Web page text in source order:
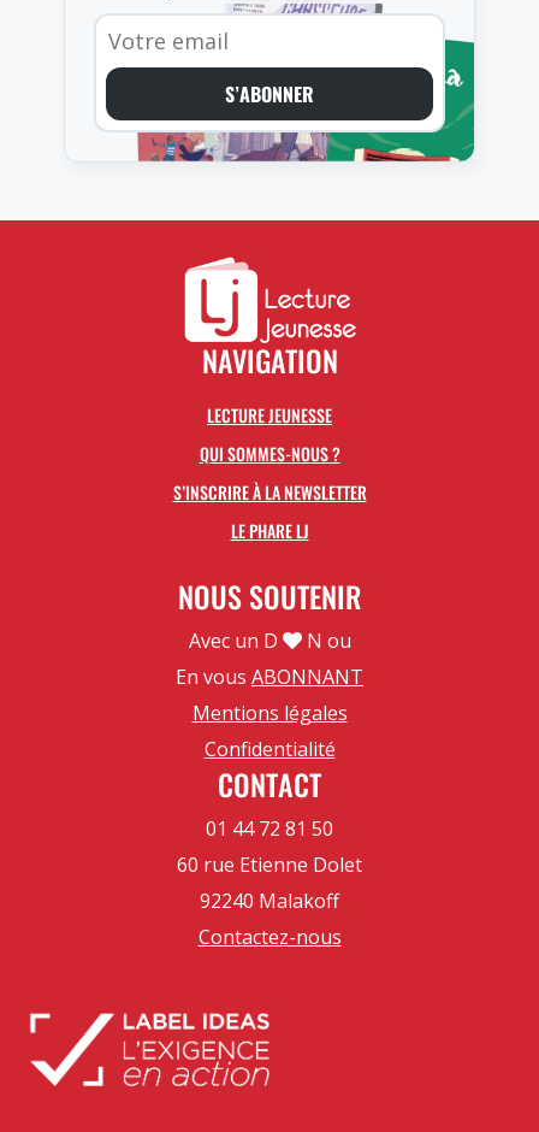
S’ABONNER
NAVIGATION
LECTURE JEUNESSE
QUI SOMMES-NOUS ?
S’INSCRIRE À LA NEWSLETTER
LE PHARE LJ
NOUS SOUTENIR
Avec un D
N ou
En vous ABONNANT
Mentions légales
Confidentialité
CONTACT
01 44 72 81 50
60 rue Etienne Dolet
92240 Malakoff
Contactez-nous